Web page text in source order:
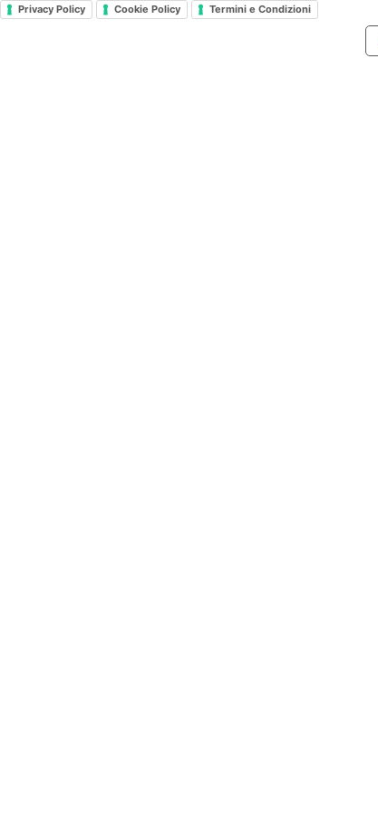
Privacy Policy Cookie Policy Termini e Condizioni